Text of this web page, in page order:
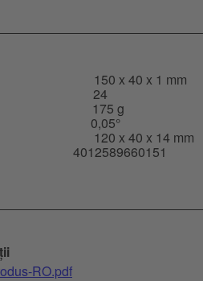
150 x 40 x 1 mm
24
175 g
0,05°
120 x 40 x 14 mm
4012589660151
RO.pdf